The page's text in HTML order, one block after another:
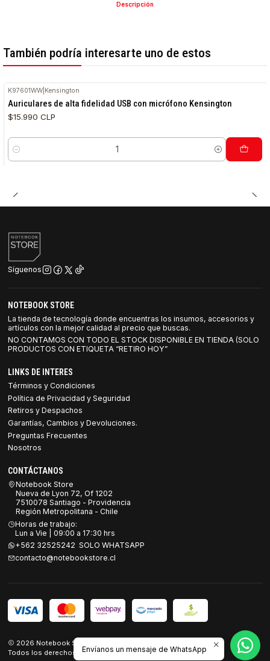
Descripción
También podría interesarte uno de estos
K97601WW Kensington
Auriculares de alta fidelidad USB con micrófono Kensington
$15.990 CLP
Cantidad
Síguenos
NOTEBOOK STORE
La tienda de tecnología donde encuentras los insumos, accesorios y
artículos con la mejor calidad al precio que buscas.
NO CONTAMOS CON TODO EL STOCK DISPONIBLE EN TIENDA (SOLO
PRODUCTOS CON ETIQUETA “RETIRO HOY”
LINKS DE INTERES
Términos y Condiciones
Política de Privacidad y Seguridad
Retiros y Despachos
Garantías, Cambios y Devoluciones.
Preguntas Frecuentes
Nosotros
CONTÁCTANOS
Notebook Store
Nueva de Lyon 72, Of 1202
7510078 Santiago - Providencia
Región Metropolitana - Chile
Horas de trabajo:
Lun a Vie | 09:00 a 17:30 hrs
+562 32525242 SOLO WHATSAPP
contacto@notebookstore.cl
2026 Notebook Store.
Todos los derechos reservados.Desarrollado por Jumpseller
Envíanos un mensaje de WhatsApp